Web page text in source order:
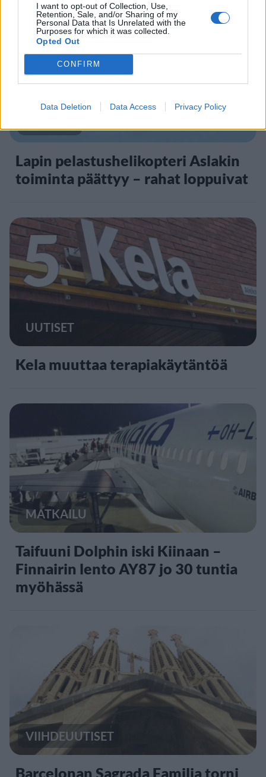
I want to opt-out of Collection, Use,
Retention, Sale, and/or Sharing of my
Personal Data that Is Unrelated with the
Purposes for which it was collected.
Opted Out
CONFIRM
Data Deletion Data Access Privacy Policy
4
Lapin pelastushelikopteri Aslakin
toiminta päättyy – rahat loppuivat
5
UUTISET
Kela muuttaa terapiakäytäntöä
MATKAILU
Taifuuni Dolphin iski Kiinaan –
Finnairin lento AY87 jo 30 tuntia
myöhässä
VIIHDEUUTISET
Barcelonan Sagrada Familia torni